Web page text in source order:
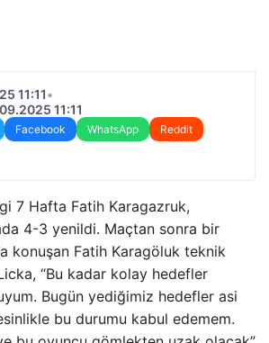
11:11•
11:11
Facebook WhatsApp
Reddit
7 Hafta Fatih Karagazruk,
4-3 yenildi. Maçtan sonra bir
konuşan Fatih Karagöluk teknik
“Bu kadar kolay hedefler
Bugün yediğimiz hedefler asi
bu durumu kabul edemem.